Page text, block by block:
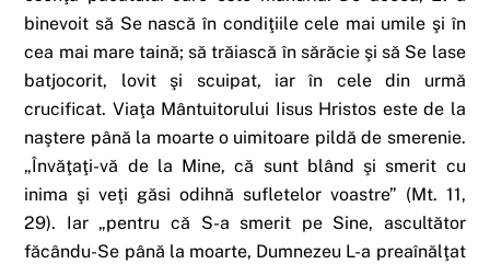
binevoit să Se nască în condiţiile cele mai umile şi în
cea mai mare taină; să trăiască în sărăcie şi să Se lase
batjocorit, lovit şi scuipat, iar în cele din urmă
crucificat. Viaţa Mântuitorului Iisus Hristos este de la
naştere până la moarte o uimitoare pildă de smerenie.
„Învăţaţi-vă de la Mine, că sunt blând şi smerit cu
inima şi veţi găsi odihnă sufletelor voastre” (Mt. 11,
29). Iar „pentru că S-a smerit pe Sine, ascultător
făcându-Se până la moarte, Dumnezeu L-a preaînălţat